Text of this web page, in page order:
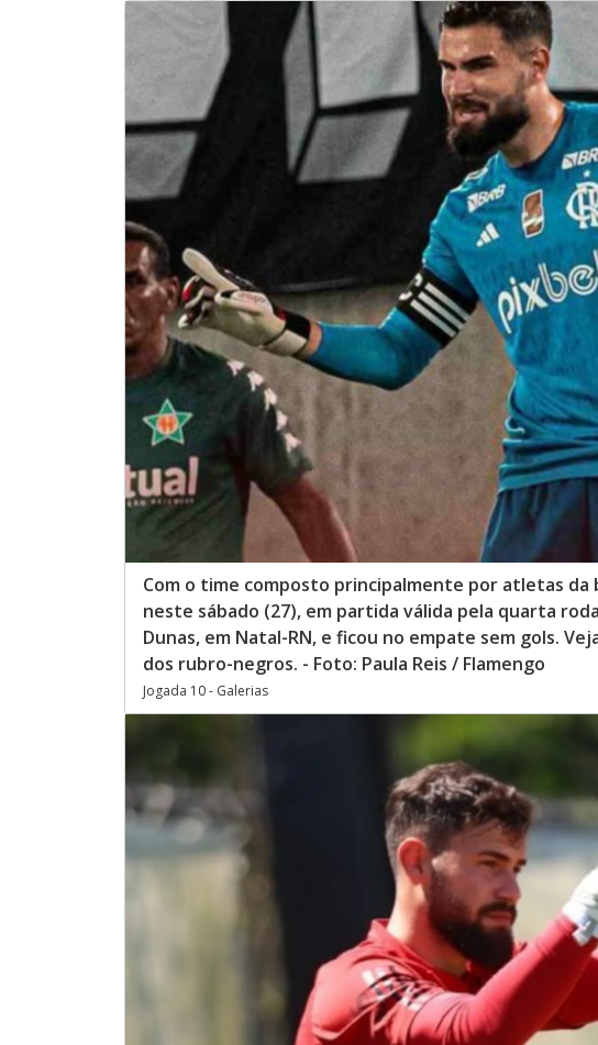
Com o time composto principalmente por atletas da
neste sábado (27), em partida válida pela quarta
Dunas, em Natal-RN, e ficou no empate sem gols.
dos rubro-negros. - Foto: Paula Reis / Flamengo
Jogada 10 - Galerias